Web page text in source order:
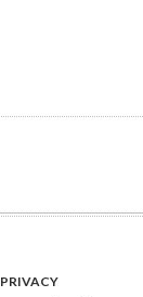
PRIVACY